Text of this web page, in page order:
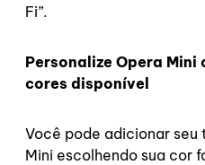
Fi”.
Personalize Opera Mini
cores disponível
Você pode adicionar seu
Mini escolhendo sua cor